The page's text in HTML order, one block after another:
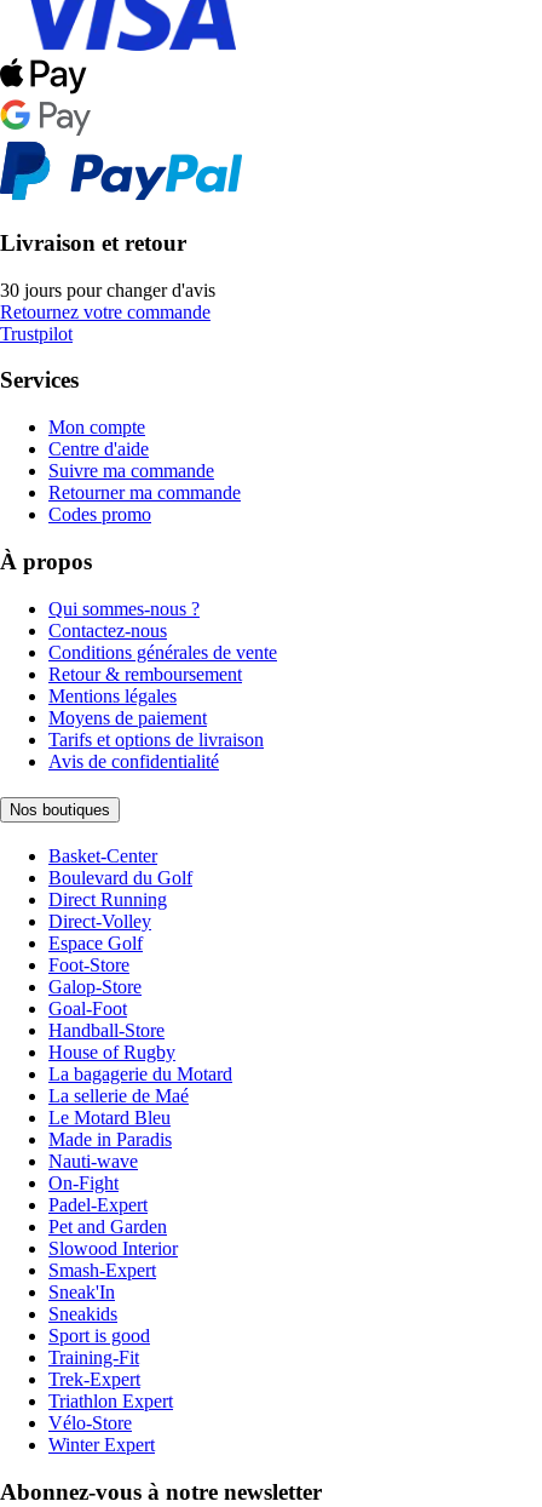
Livraison et retour
30 jours pour changer d'avis
Retournez votre commande
Trustpilot
Services
Mon compte
Centre d'aide
Suivre ma commande
Retourner ma commande
Codes promo
À propos
Qui sommes-nous ?
Contactez-nous
Conditions générales de vente
Retour & remboursement
Mentions légales
Moyens de paiement
Tarifs et options de livraison
Avis de confidentialité
Nos boutiques
Basket-Center
Boulevard du Golf
Direct Running
Direct-Volley
Espace Golf
Foot-Store
Galop-Store
Goal-Foot
Handball-Store
House of Rugby
La bagagerie du Motard
La sellerie de Maé
Le Motard Bleu
Made in Paradis
Nauti-wave
On-Fight
Padel-Expert
Pet and Garden
Slowood Interior
Smash-Expert
Sneak'In
Sneakids
Sport is good
Training-Fit
Trek-Expert
Triathlon Expert
Vélo-Store
Winter Expert
Abonnez-vous à notre newsletter